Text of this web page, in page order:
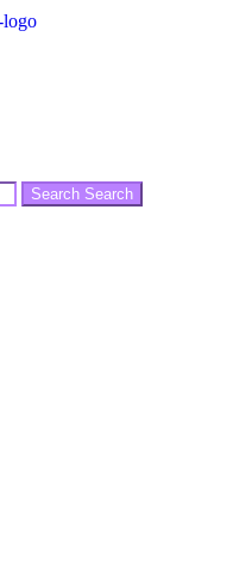
Search Search